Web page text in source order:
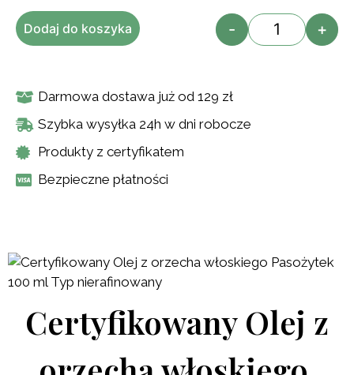
- +
Dodaj do koszyka
Darmowa dostawa już od 129 zł
Szybka wysyłka 24h w dni robocze
Produkty z certyfikatem
Bezpieczne płatności
Certyfikowany Olej z